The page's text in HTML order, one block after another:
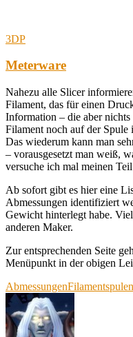
3DP
Meterware
Nahezu alle Slicer
Filament, das für einen
Information – die aber
Filament noch auf der Spule
Das wiederum kann man
– vorausgesetzt man weiß,
versuche ich mal meinen
Ab sofort gibt es hier eine
Abmessungen identifiziert
Gewicht hinterlegt habe.
anderen Maker.
Zur entsprechenden Seite
Menüpunkt in der obigen
AbmessungenFilamentspulen